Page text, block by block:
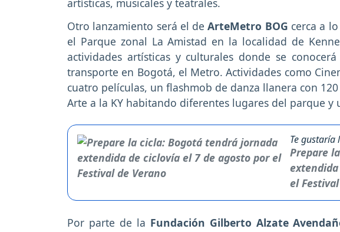
artísticas, musicales y teatrales.
Otro lanzamiento será el deArteMetro BOG cerca a
el Parque zonal La Amistad en la localidad de
actividades artísticas y culturales donde se
transporte en Bogotá, el Metro. Actividades como
cuatro películas, un flashmob de danza llanera con
Arte a la KY habitando diferentes lugares del parque y
Te gustaría
Prepare
el
Por parte de la Fundación Gilberto Alzate